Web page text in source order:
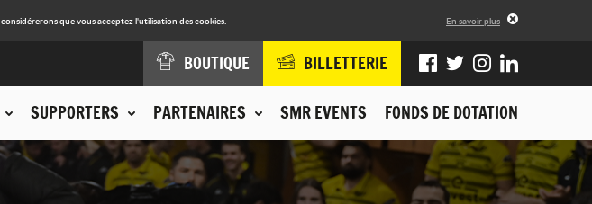
que vous acceptez l'utilisation des cookies. En savoir plus
SUPPORTERS PARTENAIRES SMR EVENTS FONDS DE DOTATION
BOUTIQUE BILLETTERIE